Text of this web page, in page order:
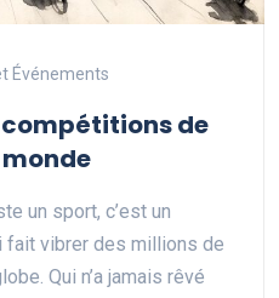
Événements
compétitions de
un sport, c’est un
fait vibrer des millions de
Qui n’a jamais rêvé